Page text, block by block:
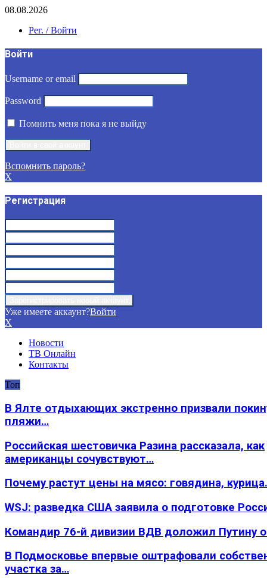
08.08.2026
Рег. / Войти
Войти
Username or email
Password
Помнить меня пока я не выйду
Вспомнить пароль?
X
Регистрация
Уже имеете аккаунт?Войти
X
Новости
ТВ Онлайн
Контакты
Топ
В Ялте отдыхающих экстренно призвали
пляжи…
Российская шестовичка Разина рассказала, как
американцы сочувствуют…
Почему растут цены на мясо: говядина,
WSJ: разведка США заявила о подготовке
Командир 76-й дивизии ВДВ доложил Путину
В Подмосковье впервые оштрафовали
участка за…